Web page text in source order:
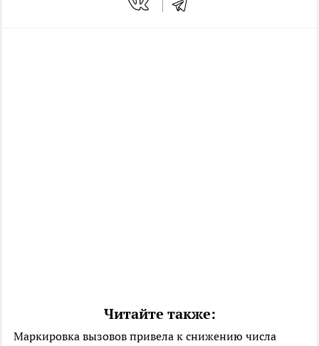
Читайте также:
Маркировка вызовов привела к снижению числа